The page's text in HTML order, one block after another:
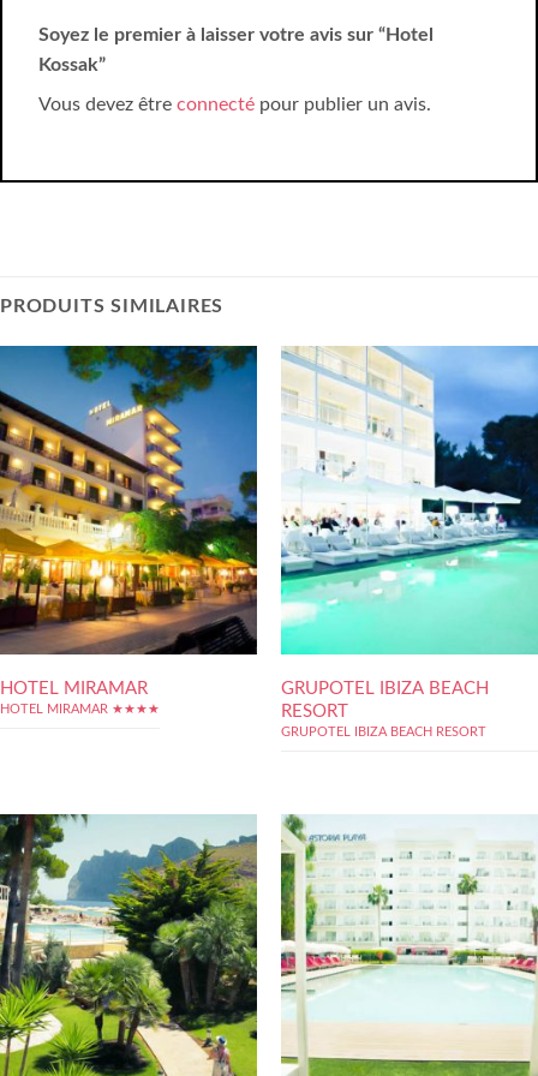
Soyez le premier à laisser votre avis sur “Hotel
Kossak”
Vous devez être connecté pour publier un avis.
PRODUITS SIMILAIRES
HOTEL MIRAMAR
HOTEL MIRAMAR ★★★★
GRUPOTEL IBIZA BEACH
RESORT
GRUPOTEL IBIZA BEACH RESORT